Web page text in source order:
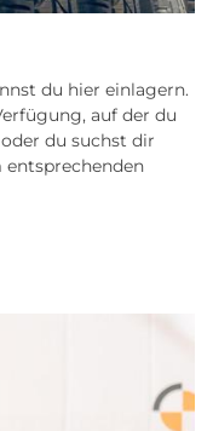
du hier einlagern.
auf der du
du suchst dir